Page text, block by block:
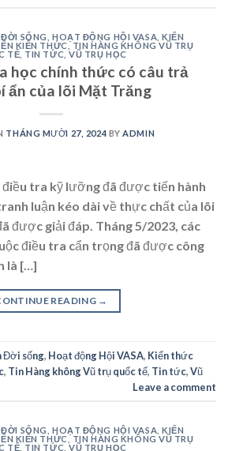
SỐNG HOẠT ĐỘNG HỘI VASA ,KIẾN
KIẾN THỨC , TIN HÀNG KHÔNG VŨ TRỤ
TẾ TIN TỨC ,VŨ TRỤ HỌC
học chính thức có câu trả
ẩn của lõi Mặt Trăng
THÁNG MƯỜI 27, 2024 BYADMIN
tra kỹ lưỡng đã được tiến hành
luận kéo dài về thực chất của lõi
được giải đáp. Tháng 5/2023, các
điều tra cẩn trọng đã được công
là […]
READING →
Đời sống, Hoạt động Hội VASA, Kiến thức
, Tin Hàng không Vũ trụ quốc tế, Tin tức,Vũ
Leave a comment
SỐNG HOẠT ĐỘNG HỘI VASA ,KIẾN
KIẾN THỨC
TIN HÀNG KHÔNG VŨ TRỤ
TẾ TIN TỨC ,VŨ TRỤ HỌC